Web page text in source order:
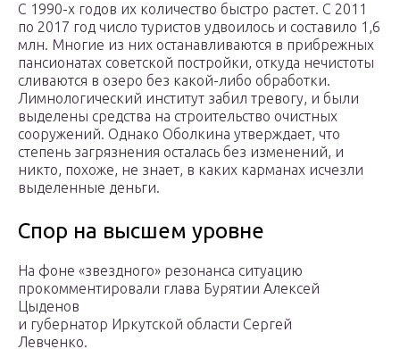
С 1990-х годов их количество быстро растет. С 2011
по 2017 год число туристов удвоилось и составило 1,6
млн. Многие из них останавливаются в прибрежных
пансионатах советской постройки, откуда нечистоты
сливаются в озеро без какой-либо обработки.
Лимнологический институт забил тревогу, и были
выделены средства на строительство очистных
сооружений. Однако Оболкина утверждает, что
степень загрязнения осталась без изменений, и
никто, похоже, не знает, в каких карманах исчезли
выделенные деньги.
Спор на высшем уровне
На фоне «звездного» резонанса ситуацию
прокомментировали глава Бурятии Алексей
Цыденов
и губернатор Иркутской области Сергей
Левченко.